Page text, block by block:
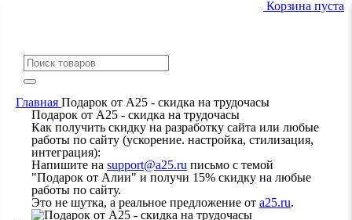
Корзина пуста
Главная Подарок от А25 - скидка на трудочасы
Подарок от А25 - скидка на трудочасы
Как получить скидку на разработку сайта или любые
работы по сайту (ускорение. настройка, стилизация,
интеграция):
Напишите на support@a25.ru письмо с темой
"Подарок от Алии" и получи 15% скидку на любые
работы по сайту.
Это не шутка, а реальное предложение от a25.ru.